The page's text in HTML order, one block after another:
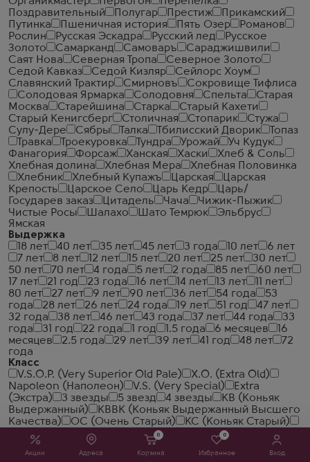
Акции Адреса
0
Корзина
0
Избранное Вход
Поздравительный
Полугар Престиж
Прикамский
Путинка
Пшеничная история Пять Озер
Романов
Рослин
Русская Эскадра Русский лед
Русское
Золото
Самарканд Самоваръ
Сараджишвили
Саят Нова
Северная Тропа
Северное Золото
Седой Кавказ
Седой Кизляр
Сейлорс Хоум
Славянский Трактир
Смирновъ
Сокровище Тифлиса
Солодовая Ярмарка
Солодовня Спельта
Старая
Москва
Старейшина Старка
Старый Кахети
Старый Кенигсберг
Столичная Стопарик
Стужа
Сулу-Дере
Сябры Талка Тбилисский Дворик
Топаз
Травка
Троекуровка Тундра Урожай
Уч Кудук
Фанагория
Форсаж Ханская Хаски
Хлеб & Соль
Хлебная долина
Хлебная Мера
Хлебная Половинка
Хлебник
Хлебный Купажъ Царская
Царская
Крепость
Царское Село Царь Кедр
Царь/
Государев заказ
Цитадель Чача
Чижик-Пыжик
Чистые Росы
Шалахо Шато Темрюк
Эльбрус
Ямская
Выдержка
18 лет
40 лет 35 лет 45 лет 3 года 10 лет
6 лет
7 лет
8 лет 12 лет 15 лет 20 лет 25 лет
30 лет
50 лет
70 лет 4 года 5 лет 2 года 85 лет
60 лет
17 лет
21 год 23 года 16 лет 14 лет 13 лет
11 лет
80 лет
27 лет 9 лет 90 лет 36 лет 54 года
53
года
28 лет 26 лет 24 года 19 лет 51 год
47 лет
32 года
38 лет 46 лет 43 года 37 лет 44 года
33
года
31 год 22 года 1 год 1.5 года 6 месяцев
16
месяцев
2.5 года 29 лет 39 лет 41 год 48 лет
72
года
Класс
V.S.O.P. (Very Superior Old Pale)
X.O. (Extra Old)
Napoleon (Наполеон)
V.S. (Very Special)
Extra
(Экстра)
3 звезды 5 звезд 4 звезды
КВ (Коньяк
Выдержанный)
КВВК (Коньяк Выдержанный Высшего
Качества)
ОС (Очень Старый)
КС (Коньяк Старый)
Hors d'Age
Vintage (Винтажный) Солера
Репосадо
(Reposado)
Голд (Gold)
Серебрянная (Silver)
Бланко (Blanco)
Аньехо (Anejo) Экстра Аньехо (Extra